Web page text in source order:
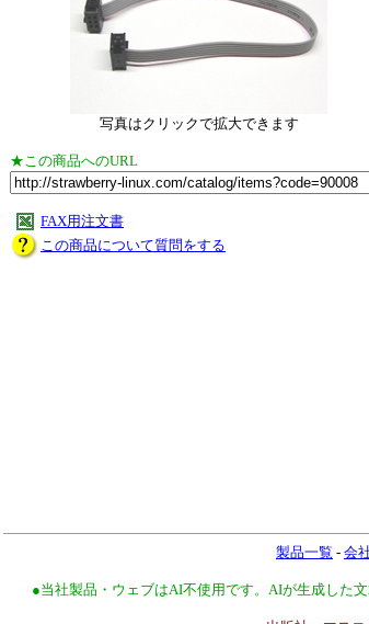
写真はクリックで拡大できます
★この商品へのURL
FAX用注文書
この商品について質問をする
製品一覧 - 会
●当社製品・ウェブはAI不使用です。AIが生成した